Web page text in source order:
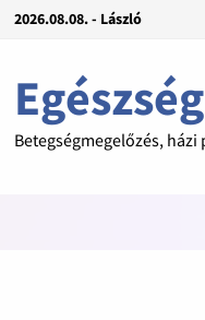
2026.08.08. - László
Egészség
Betegségmegelőzés,